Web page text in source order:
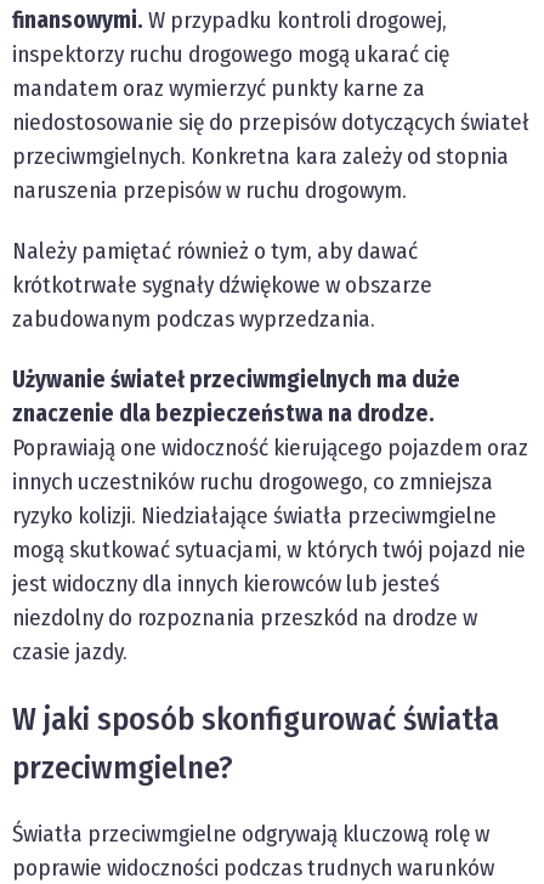
finansowymi. W przypadku kontroli drogowej,
inspektorzy ruchu drogowego mogą ukarać cię
mandatem oraz wymierzyć punkty karne za
niedostosowanie się do przepisów dotyczących świateł
przeciwmgielnych. Konkretna kara zależy od stopnia
naruszenia przepisów w ruchu drogowym.
Należy pamiętać również o tym, aby dawać
krótkotrwałe sygnały dźwiękowe w obszarze
zabudowanym podczas wyprzedzania.
Używanie świateł przeciwmgielnych ma duże
znaczenie dla bezpieczeństwa na drodze.
Poprawiają one widoczność kierującego pojazdem oraz
innych uczestników ruchu drogowego, co zmniejsza
ryzyko kolizji. Niedziałające światła przeciwmgielne
mogą skutkować sytuacjami, w których twój pojazd nie
jest widoczny dla innych kierowców lub jesteś
niezdolny do rozpoznania przeszkód na drodze w
czasie jazdy.
W jaki sposób skonfigurować światła
przeciwmgielne?
Światła przeciwmgielne odgrywają kluczową rolę w
poprawie widoczności podczas trudnych warunków